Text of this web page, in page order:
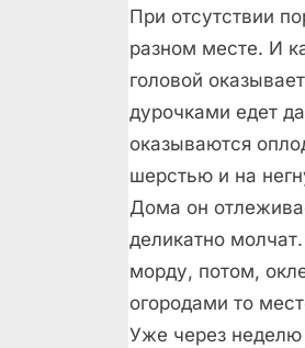
При отсутствии
разном месте. И
головой
дурочками едет
оказываются
шерстью и на
Дома он
деликатно
морду, потом,
огородами то
Уже через неделю